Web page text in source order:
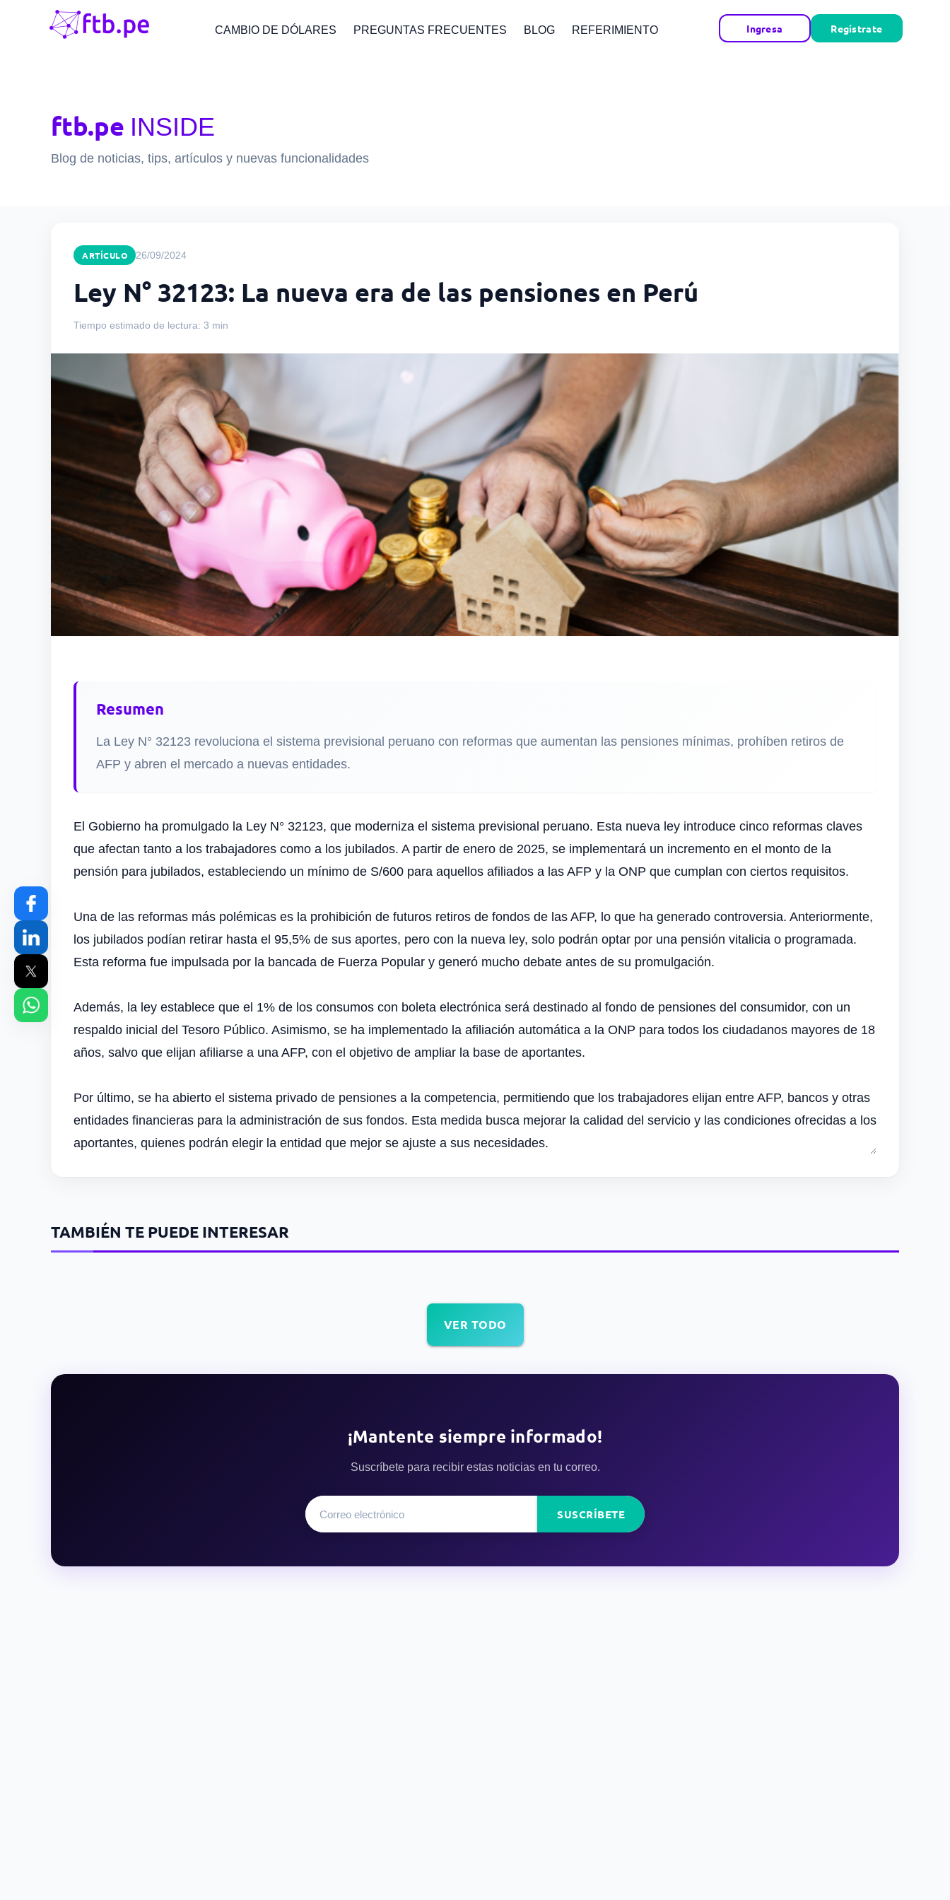
CAMBIO DE DÓLARES PREGUNTAS FRECUENTES BLOG REFERIMIENTO Ingresa Regístrate
ftb.pe INSIDE
Blog de noticias, tips, artículos y nuevas funcionalidades
ARTÍCULO 26/09/2024
Ley N° 32123: La nueva era de las pensiones en Perú
Tiempo estimado de lectura: 3 min
Resumen
La Ley N° 32123 revoluciona el sistema previsional peruano con reformas que aumentan las pensiones mínimas, prohíben retiros de
AFP y abren el mercado a nuevas entidades.
El Gobierno ha promulgado la Ley N° 32123, que moderniza el sistema previsional peruano. Esta nueva ley introduce cinco reformas claves
que afectan tanto a los trabajadores como a los jubilados. A partir de enero de 2025, se implementará un incremento en el monto de la
pensión para jubilados, estableciendo un mínimo de S/600 para aquellos afiliados a las AFP y la ONP que cumplan con ciertos requisitos.
Una de las reformas más polémicas es la prohibición de futuros retiros de fondos de las AFP, lo que ha generado controversia. Anteriormente,
los jubilados podían retirar hasta el 95,5% de sus aportes, pero con la nueva ley, solo podrán optar por una pensión vitalicia o programada.
Esta reforma fue impulsada por la bancada de Fuerza Popular y generó mucho debate antes de su promulgación.
Además, la ley establece que el 1% de los consumos con boleta electrónica será destinado al fondo de pensiones del consumidor, con un
respaldo inicial del Tesoro Público. Asimismo, se ha implementado la afiliación automática a la ONP para todos los ciudadanos mayores de 18
años, salvo que elijan afiliarse a una AFP, con el objetivo de ampliar la base de aportantes.
Por último, se ha abierto el sistema privado de pensiones a la competencia, permitiendo que los trabajadores elijan entre AFP, bancos y otras
entidades financieras para la administración de sus fondos. Esta medida busca mejorar la calidad del servicio y las condiciones ofrecidas a los
aportantes, quienes podrán elegir la entidad que mejor se ajuste a sus necesidades.
TAMBIÉN TE PUEDE INTERESAR
VER TODO
¡Mantente siempre informado!
Suscríbete para recibir estas noticias en tu correo.
SUSCRÍBETE